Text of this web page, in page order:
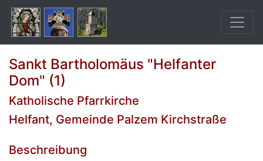
Sankt Bartholomäus "Helfanter
Dom" (1)
Katholische Pfarrkirche
Helfant, Gemeinde Palzem Kirchstraße
Beschreibung